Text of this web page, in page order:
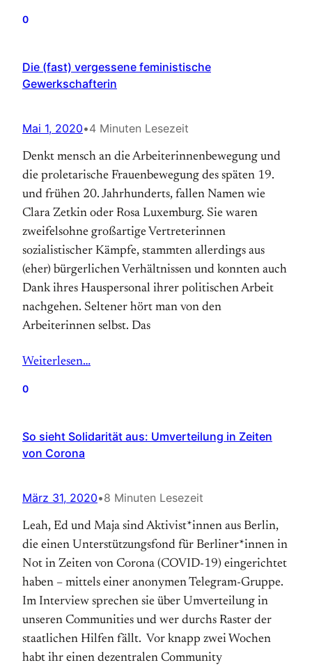
0
Die (fast) vergessene feministische
Gewerkschafterin
Mai 1, 2020•4 Minuten Lesezeit
Denkt mensch an die Arbeiterinnenbewegung und
die proletarische Frauenbewegung des späten 19.
und frühen 20. Jahrhunderts, fallen Namen wie
Clara Zetkin oder Rosa Luxemburg. Sie waren
zweifelsohne großartige Vertreterinnen
sozialistischer Kämpfe, stammten allerdings aus
(eher) bürgerlichen Verhältnissen und konnten auch
Dank ihres Hauspersonal ihrer politischen Arbeit
nachgehen. Seltener hört man von den
Arbeiterinnen selbst. Das
Weiterlesen…
0
So sieht Solidarität aus: Umverteilung in Zeiten
von Corona
März 31, 2020•8 Minuten Lesezeit
Leah, Ed und Maja sind Aktivist*innen aus Berlin,
die einen Unterstützungsfond für Berliner*innen in
Not in Zeiten von Corona (COVID-19) eingerichtet
haben – mittels einer anonymen Telegram-Gruppe.
Im Interview sprechen sie über Umverteilung in
unseren Communities und wer durchs Raster der
staatlichen Hilfen fällt. Vor knapp zwei Wochen
habt ihr einen dezentralen Community